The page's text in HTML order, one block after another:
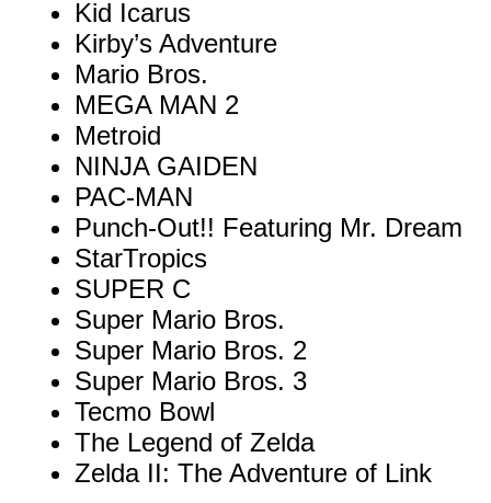
Kid Icarus
Kirby’s Adventure
Mario Bros.
MEGA MAN 2
Metroid
NINJA GAIDEN
PAC-MAN
Punch-Out!! Featuring Mr. Dream
StarTropics
SUPER C
Super Mario Bros.
Super Mario Bros. 2
Super Mario Bros. 3
Tecmo Bowl
The Legend of Zelda
Zelda II: The Adventure of Link